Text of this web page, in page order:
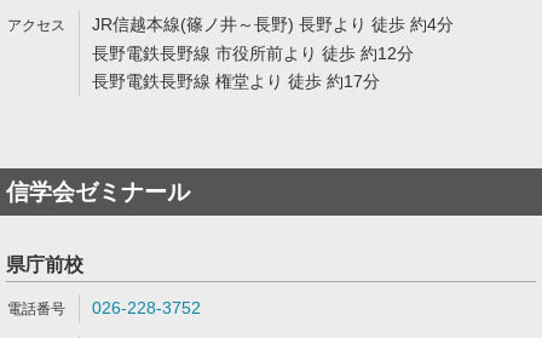
JR信越本線(篠ノ井～長野) 長野より 徒歩 約4分
長野電鉄長野線 市役所前より 徒歩 約12分
長野電鉄長野線 権堂より 徒歩 約17分
信学会ゼミナール
県庁前校
026-228-3752